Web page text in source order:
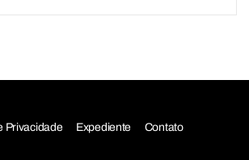
Privacidade Expediente Contato